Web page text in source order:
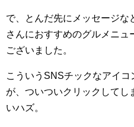
で、とんだ先にメッセージな
さんにおすすめのグルメニ
ございました。
こういうSNSチックなアイ
が、ついついクリックしてし
いハズ。